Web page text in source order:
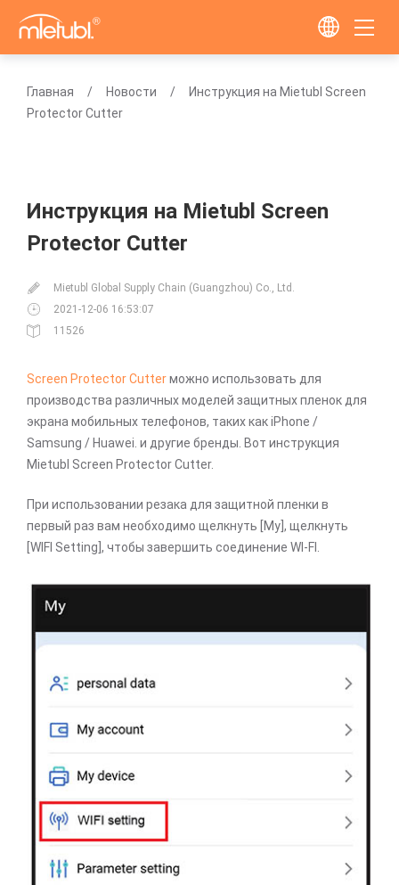
Главная Новости
Инструкция на Mietubl Screen
Protector Cutter
Инструкция на Mietubl Screen
Protector Cutter
Mietubl Global Supply Chain (Guangzhou) Co., Ltd.
2021-12-06 16:53:07
11526
Screen Protector Cutterможно использовать для
производства различных моделей защитных пленок для
экрана мобильных телефонов, таких как iPhone /
Samsung / Huawei. и другие бренды. Вот инструкция
Mietubl Screen Protector Cutter.
При использовании резака для защитной пленки в
первый раз вам необходимо щелкнуть [My], щелкнуть
[WIFI Setting], чтобы завершить соединение WI-FI.